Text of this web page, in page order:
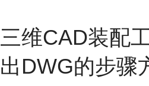
三维CAD装配
出DWG的步骤